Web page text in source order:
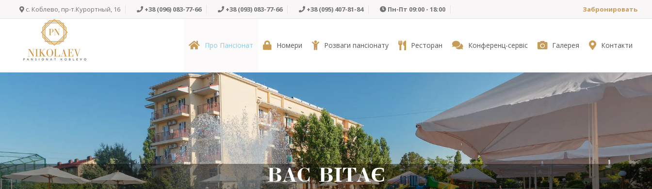
to
c. Коблево, пр-т.Курортный, 16 +38 (096) 083-77-66 +38 (093) 083-77-66 +38 (095) 407-81-84 Пн-Пт 09:00 - 18:00 Забронировать
Про Пансіонат Номери Розваги пансіонату Ресторан Конференц-сервіс Галерея Контакти
ВАС ВІТАЄ